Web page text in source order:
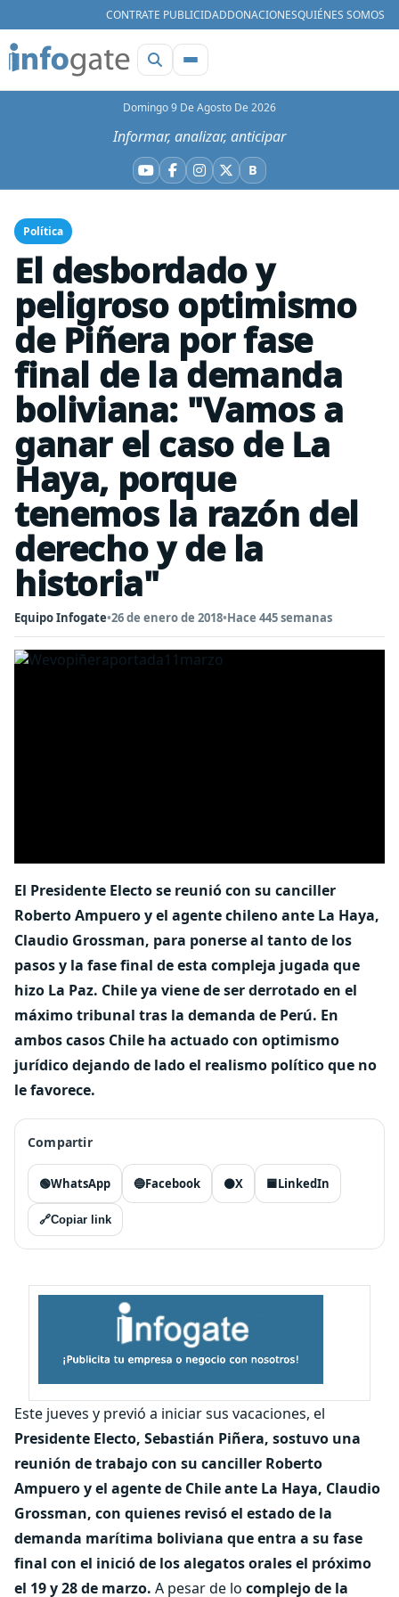
CONTRATE PUBLICIDADDONACIONESQUIÉNES SOMOS
Domingo 9 De Agosto De 2026
Informar, analizar, anticipar
YouTube
Facebook
Instagram
X BBluesky
Política
El desbordado y
peligroso optimismo
de Piñera por fase
final de la demanda
boliviana: "Vamos a
ganar el caso de La
Haya, porque
tenemos la razón del
derecho y de la
historia"
Equipo Infogate•26 de enero de 2018•Hace 445 semanas
El Presidente Electo se reunió con su canciller
Roberto Ampuero y el agente chileno ante La Haya,
Claudio Grossman, para ponerse al tanto de los
pasos y la fase final de esta compleja jugada que
hizo La Paz. Chile ya viene de ser derrotado en el
máximo tribunal tras la demanda de Perú. En
ambos casos Chile ha actuado con optimismo
jurídico dejando de lado el realismo político que no
le favorece.
Compartir
🟢WhatsApp 🔵Facebook ⚫X 🟦LinkedIn
🔗Copiar link
Este jueves y previó a iniciar sus vacaciones, el
Presidente Electo, Sebastián Piñera, sostuvo una
reunión de trabajo con su canciller Roberto
Ampuero y el agente de Chile ante La Haya, Claudio
Grossman, con quienes revisó el estado de la
demanda marítima boliviana que entra a su fase
final con el inició de los alegatos orales el próximo
el 19 y 28 de marzo. A pesar de lo complejo de la